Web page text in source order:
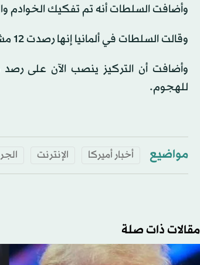
وأضافت السلطات أنه تم تفكيك الخوادم
وقالت السلطات في ألمانيا إنها رصدت 12 مشتبها بهم من ألمانيا وأوكرانيا وروسيا وكينيا وصربيا وليتوانيا والإمارات.
وأضافت أن التركيز ينصب الآن على
للهجوم.
مواضيع أخبار أميركا الإنترنت
مقالات ذات صلة